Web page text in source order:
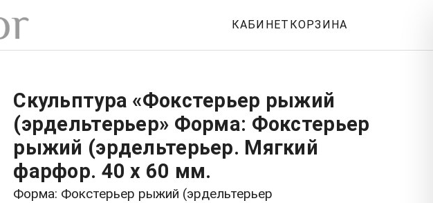
КАБИНЕТ КОРЗИНА
Скульптура «Фокстерьер рыжий
(эрдельтерьер» Форма: Фокстерьер
рыжий (эрдельтерьер. Мягкий
фарфор. 40 x 60 мм.
Форма: Фокстерьер рыжий (эрдельтерьер